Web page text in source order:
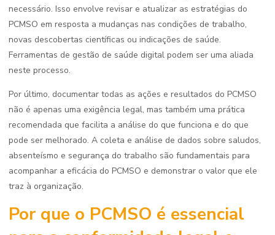
necessário. Isso envolve revisar e atualizar as estratégias do
PCMSO em resposta a mudanças nas condições de trabalho,
novas descobertas científicas ou indicações de saúde.
Ferramentas de gestão de saúde digital podem ser uma aliada
neste processo.
Por último, documentar todas as ações e resultados do PCMSO
não é apenas uma exigência legal, mas também uma prática
recomendada que facilita a análise do que funciona e do que
pode ser melhorado. A coleta e análise de dados sobre saludos,
absenteísmo e segurança do trabalho são fundamentais para
acompanhar a eficácia do PCMSO e demonstrar o valor que ele
traz à organização.
Por que o PCMSO é essencial